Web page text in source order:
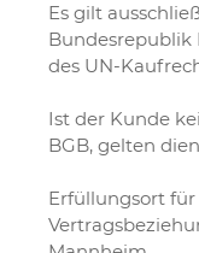
Es gilt
Bundesrepublik
des UN-
Ist der Kunde
BGB, gelten
Erfüllungsort